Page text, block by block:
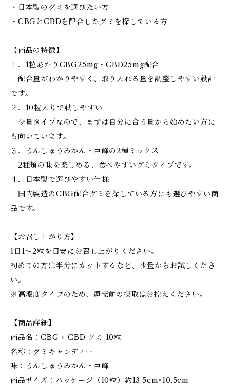
・日本製のグミを選びたい方
・CBGとCBDを配合したグミを探している方
【商品の特徴】
１．1粒あたりCBG25mg・CBD25mg配合
配合量がわかりやすく、取り入れる量を調整しやすい設計
です。
２．10粒入りで試しやすい
少量タイプなので、まずは自分に合う量から始めたい方に
も向いています。
３．うんしゅうみかん・巨峰の2種ミックス
2種類の味を楽しめる、食べやすいグミタイプです。
４．日本製で選びやすい仕様
国内製造のCBG配合グミを探している方にも選びやすい商
品です。
【お召し上がり方】
1日1～2粒を目安にお召し上がりください。
初めての方は半分にカットするなど、少量からお試しくださ
い。
※高濃度タイプのため、運転前の摂取はお控えください。
【商品詳細】
商品名：CBG + CBD グミ 10粒
名称：グミキャンディー
味：うんしゅうみかん・巨峰
商品サイズ：パッケージ（10粒）約13.5cm×10.5cm